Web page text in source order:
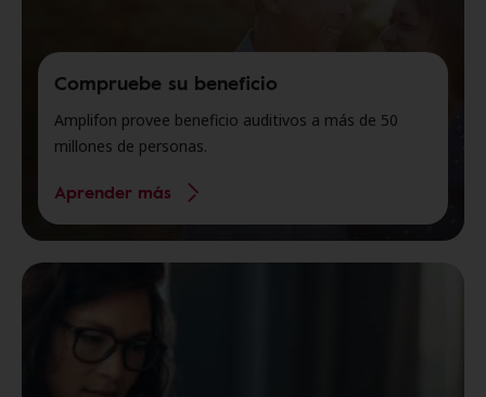
Compruebe su beneficio
Amplifon provee beneficio auditivos a más de 50
millones de personas.
Aprender más